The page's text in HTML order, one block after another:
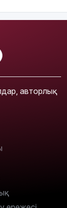
авторлық